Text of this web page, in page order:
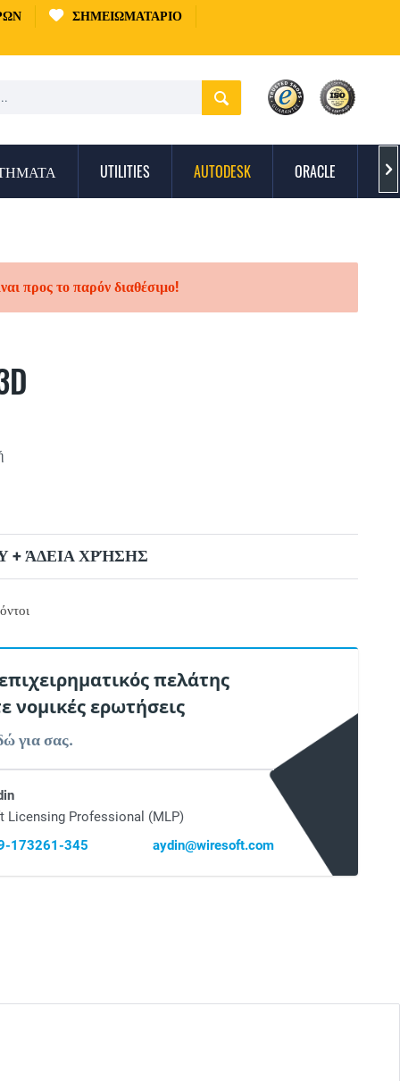
ΣΗΜΕΙΩΜΑΤΆΡΙΟ
UTILITIES AUTODESK ORACLE 
προς το παρόν διαθέσιμο!
+ ΆΔΕΙΑ ΧΡΉΣΗΣ
πελάτης
νομικές ερωτήσεις
για σας.
Licensing Professional (MLP)
173261-345
aydin@wiresoft.com